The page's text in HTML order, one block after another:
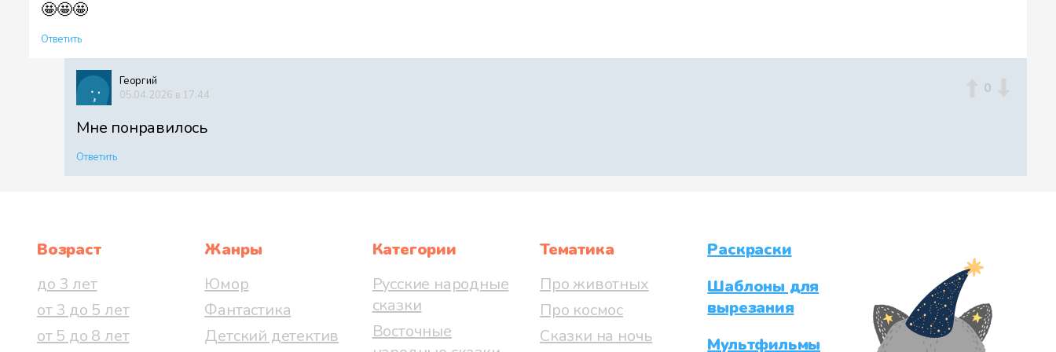
🤩🤩🤩
Ответить
Георгий
05.04.2026 в 17:44
0
Мне понравилось
Ответить
Возраст
до 3 лет
от 3 до 5 лет
от 5 до 8 лет
Жанры
Юмор
Фантастика
Детский детектив
Категории
Русские народные
сказки
Восточные
Тематика
Про животных
Про космос
Сказки на ночь
Раскраски
Шаблоны для
вырезания
Мультфильмы